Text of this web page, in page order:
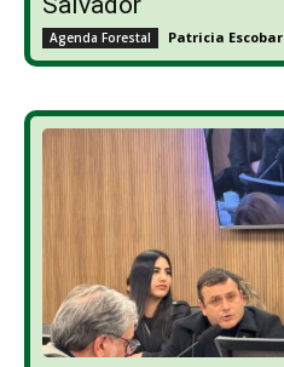
Agenda Forestal Patricia Escobar